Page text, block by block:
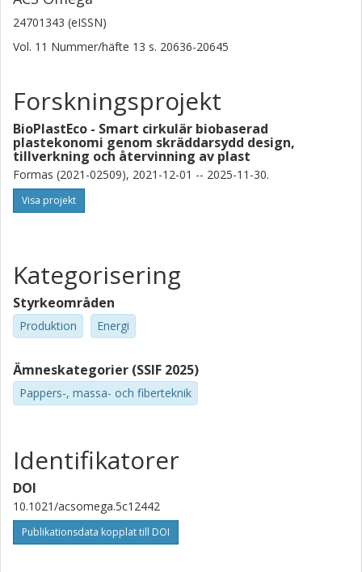
24701343 (eISSN)
Vol. 11 Nummer/häfte 13 s. 20636-20645
Forskningsprojekt
BioPlastEco - Smart cirkulär biobaserad
plastekonomi genom skräddarsydd design,
tillverkning och återvinning av plast
Formas (2021-02509), 2021-12-01 -- 2025-11-30.
Visa projekt
Kategorisering
Styrkeområden
Produktion Energi
Ämneskategorier (SSIF 2025)
Pappers-, massa- och fiberteknik
Identifikatorer
DOI
10.1021/acsomega.5c12442
Publikationsdata kopplat till DOI